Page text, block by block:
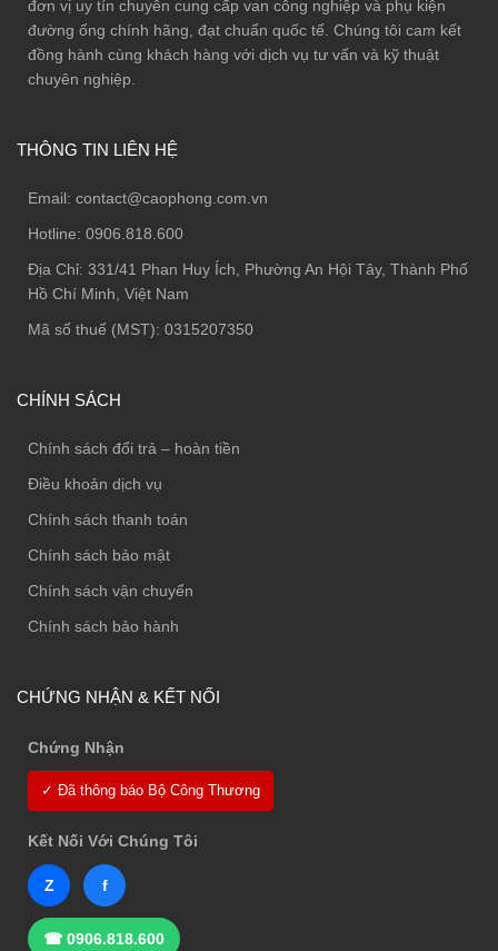
đơn vị uy tín chuyên cung cấp van công nghiệp và phụ kiện
đường ống chính hãng, đạt chuẩn quốc tế. Chúng tôi cam kết
đồng hành cùng khách hàng với dịch vụ tư vấn và kỹ thuật
chuyên nghiệp.
THÔNG TIN LIÊN HỆ
Email: contact@caophong.com.vn
Hotline: 0906.818.600
Địa Chỉ: 331/41 Phan Huy Ích, Phường An Hội Tây, Thành Phố
Hồ Chí Minh, Việt Nam
Mã số thuế (MST): 0315207350
CHÍNH SÁCH
Chính sách đổi trả – hoàn tiền
Điều khoản dịch vụ
Chính sách thanh toán
Chính sách bảo mật
Chính sách vận chuyển
Chính sách bảo hành
CHỨNG NHẬN & KẾT NỐI
Chứng Nhận
✓ Đã thông báo Bộ Công Thương
Kết Nối Với Chúng Tôi
Z f
☎ 0906.818.600